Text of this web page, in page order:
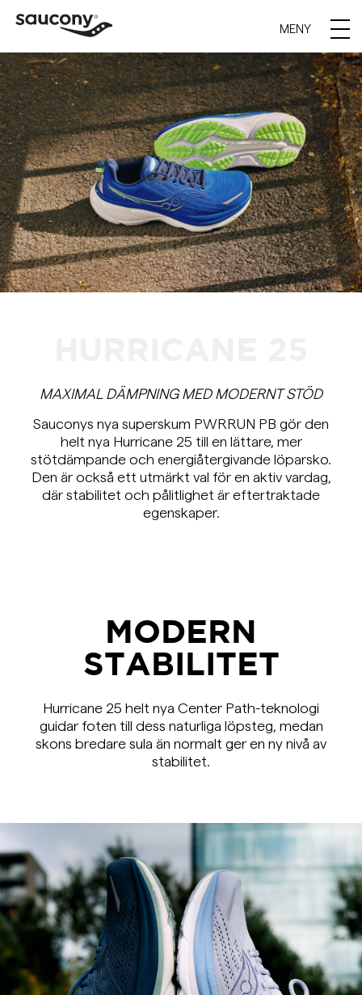
MENY
MAXIMAL DÄMPNING MED MODERNT STÖD
Sauconys nya superskum PWRRUN PB gör den
helt nya Hurricane 25 till en lättare, mer
stötdämpande och energiåtergivande löparsko.
Den är också ett utmärkt val för en aktiv vardag,
där stabilitet och pålitlighet är eftertraktade
egenskaper.
MODERN
STABILITET
Hurricane 25 helt nya Center Path-teknologi
guidar foten till dess naturliga löpsteg, medan
skons bredare sula än normalt ger en ny nivå av
stabilitet.